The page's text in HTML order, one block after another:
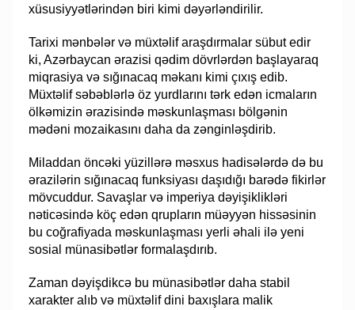
xüsusiyyətlərindən biri kimi dəyərləndirilir.
Tarixi mənbələr və müxtəlif araşdırmalar sübut edir
ki, Azərbaycan ərazisi qədim dövrlərdən başlayaraq
miqrasiya və sığınacaq məkanı kimi çıxış edib.
Müxtəlif səbəblərlə öz yurdlarını tərk edən icmaların
ölkəmizin ərazisində məskunlaşması bölgənin
mədəni mozaikasını daha da zənginləşdirib.
Miladdan öncəki yüzillərə məsxus hadisələrdə də bu
ərazilərin sığınacaq funksiyası daşıdığı barədə fikirlər
mövcuddur. Savaşlar və imperiya dəyişiklikləri
nəticəsində köç edən qrupların müəyyən hissəsinin
bu coğrafiyada məskunlaşması yerli əhali ilə yeni
sosial münasibətlər formalaşdırıb.
Zaman dəyişdikcə bu münasibətlər daha stabil
xarakter alıb və müxtəlif dini baxışlara malik